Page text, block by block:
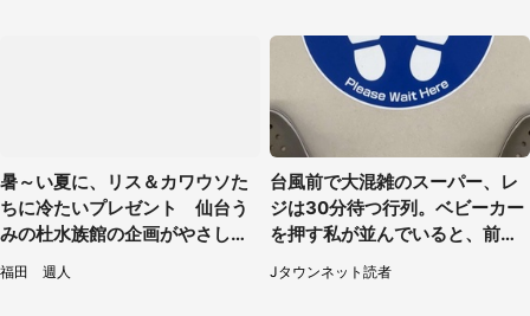
暑～い夏に、リス＆カワウソた
ちに冷たいプレゼント 仙台う
みの杜水族館の企画がやさしい
【7／31～8／23】
福田 週人
台風前で大混雑のスーパー、レ
ジは30分待つ行列。ベビーカー
を押す私が並んでいると、前の
Jタウンネット読者